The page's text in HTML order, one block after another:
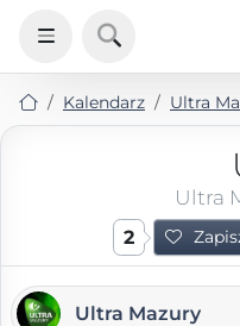
Kalendarz Ultra
Ultra
2
Ultra Mazury